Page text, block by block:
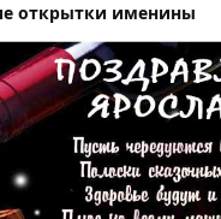
открытки именины